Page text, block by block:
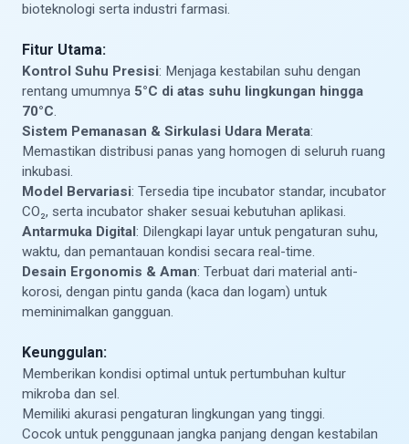
bioteknologi serta industri farmasi.
Fitur Utama:
Kontrol Suhu Presisi: Menjaga kestabilan suhu dengan
rentang umumnya 5°C di atas suhu lingkungan hingga
70°C.
Sistem Pemanasan & Sirkulasi Udara Merata:
Memastikan distribusi panas yang homogen di seluruh ruang
inkubasi.
Model Bervariasi: Tersedia tipe incubator standar, incubator
CO₂, serta incubator shaker sesuai kebutuhan aplikasi.
Antarmuka Digital : Dilengkapi layar untuk pengaturan suhu,
waktu, dan pemantauan kondisi secara real-time.
Desain Ergonomis & Aman: Terbuat dari material anti-
korosi, dengan pintu ganda (kaca dan logam) untuk
meminimalkan gangguan.
Keunggulan:
Memberikan kondisi optimal untuk pertumbuhan kultur
mikroba dan sel.
Memiliki akurasi pengaturan lingkungan yang tinggi.
Cocok untuk penggunaan jangka panjang dengan kestabilan